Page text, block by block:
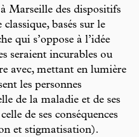
Marseille des dispositifs
basés sur le
qui s’oppose à l’idée
seraient incurables ou
avec, mettant en lumière
les personnes
de la maladie et de ses
de ses conséquences
et stigmatisation).